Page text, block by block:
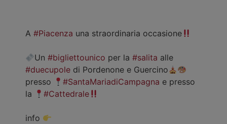
A #Piacenza una straordinaria occasione
Un#bigliettounico per la#salita alle
#duecupole di Pordenone e Guercino
presso
#SantaMariadiCampagna e presso
la
#Cattedrale
info